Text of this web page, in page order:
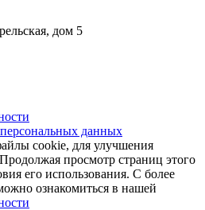
дом 5
данных
cookie, для улучшения
просмотр страниц этого
его использования. С более
ознакомиться в нашей